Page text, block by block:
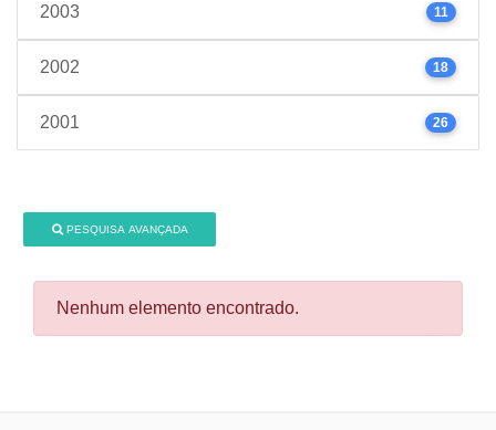
2003 11
2002 18
2001 26
PESQUISA AVANÇADA
Nenhum elemento encontrado.